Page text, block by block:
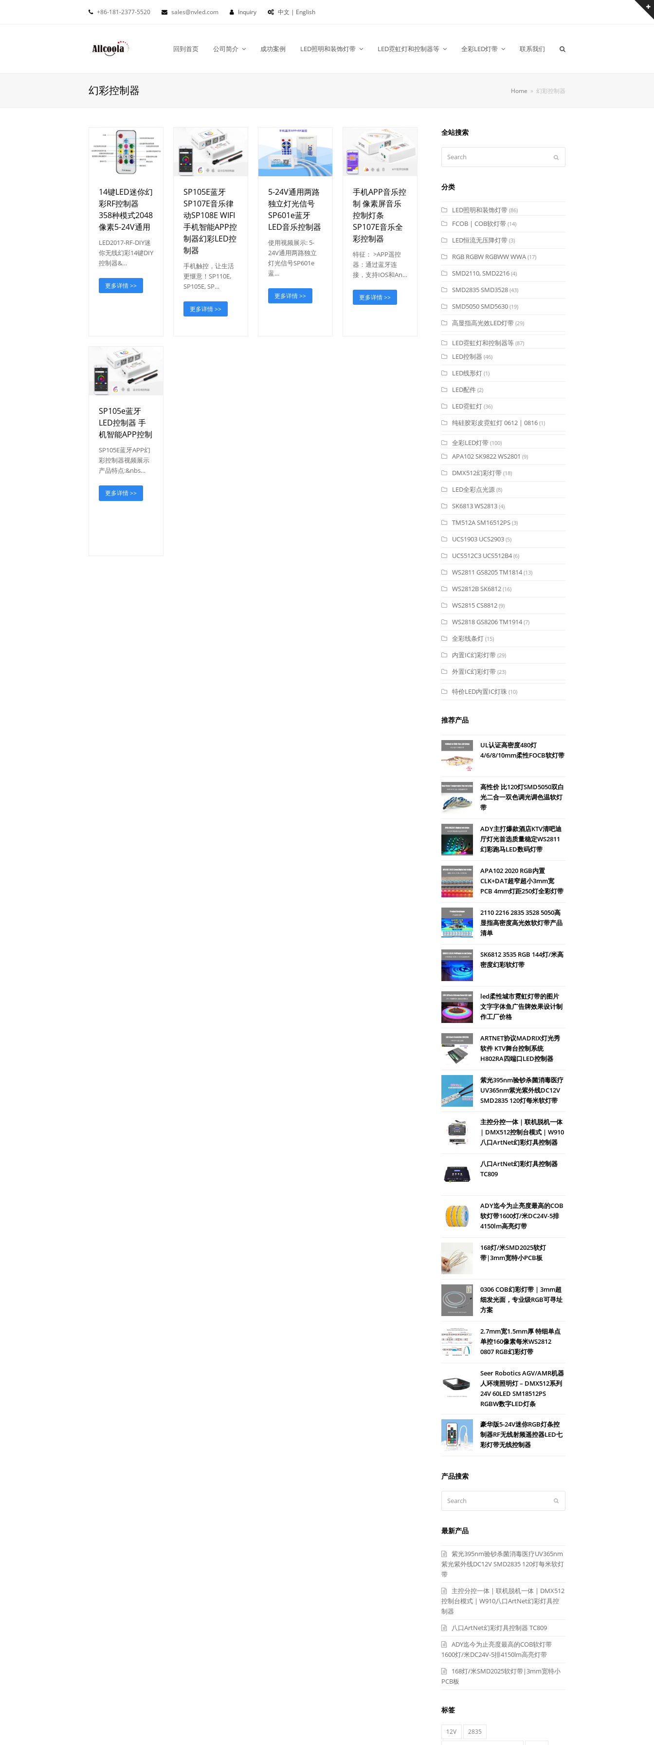
+86-181-2377-5520 sales@nvled.com Inquiry 中文 | English
回到首页 公司简介 成功案例 LED照明和装饰灯带 LED霓虹灯和控制器等 全彩LED灯带 联系我们
幻彩控制器 Home » 幻彩控制器
14键LED迷你幻
彩RF控制器
358种模式2048
像素5-24V通用
LED2017-RF-DIY迷
你无线幻彩14键DIY
控制器&…
更多详情 >>
SP105E蓝牙
SP107E音乐律
动SP108E WIFI
手机智能APP控
制器幻彩LED控
制器
手机触控，让生活
更惬意！SP110E,
SP105E, SP…
更多详情 >>
5-24V通用两路
独立灯光信号
SP601e蓝牙
LED音乐控制器
使用视频展示: 5-
24V通用两路独立
灯光信号SP601e
蓝…
更多详情 >>
手机APP音乐控
制 像素屏音乐
控制灯条
SP107E音乐全
彩控制器
特征： >APP遥控
器：通过蓝牙连
接，支持IOS和An…
更多详情 >>
SP105e蓝牙
LED控制器 手
机智能APP控制
SP105E蓝牙APP幻
彩控制器视频展示
产品特点:&nbs…
更多详情 >>
全站搜索
分类
LED照明和装饰灯带 (86)
FCOB | COB软灯带 (14)
LED恒流无压降灯带 (3)
RGB RGBW RGBWW WWA (17)
SMD2110, SMD2216 (4)
SMD2835 SMD3528 (43)
SMD5050 SMD5630 (19)
高显指高光效LED灯带 (29)
LED霓虹灯和控制器等 (87)
LED控制器 (46)
LED线形灯 (1)
LED配件 (2)
LED霓虹灯 (36)
纯硅胶彩皮霓虹灯 0612 | 0816 (1)
全彩LED灯带 (100)
APA102 SK9822 WS2801 (9)
DMX512幻彩灯带 (18)
LED全彩点光源 (8)
SK6813 WS2813 (4)
TM512A SM16512PS (3)
UCS1903 UCS2903 (5)
UCS512C3 UCS512B4 (6)
WS2811 GS8205 TM1814 (13)
WS2812B SK6812 (16)
WS2815 CS8812 (9)
WS2818 GS8206 TM1914 (7)
全彩线条灯 (15)
内置IC幻彩灯带 (29)
外置IC幻彩灯带 (23)
特价LED内置IC灯珠 (10)
推荐产品
UL认证高密度480灯
4/6/8/10mm柔性FOCB软灯带
高性价 比120灯SMD5050双白
光二合一双色调光调色温软灯
带
ADY主打爆款酒店KTV清吧迪
厅灯光首选质量稳定WS2811
幻彩跑马LED数码灯带
APA102 2020 RGB内置
CLK+DAT超窄超小3mm宽
PCB 4mm灯距250灯全彩灯带
2110 2216 2835 3528 5050高
显指高密度高光效软灯带产品
清单
SK6812 3535 RGB 144灯/米高
密度幻彩软灯带
led柔性城市霓虹灯带的图片
文字字体鱼广告牌效果设计制
作工厂价格
ARTNET协议MADRIX灯光秀
软件 KTV舞台控制系统
H802RA四端口LED控制器
紫光395nm验钞杀菌消毒医疗
UV365nm紫光紫外线DC12V
SMD2835 120灯每米软灯带
主控分控一体 | 联机脱机一体
| DMX512控制台模式 | W910
八口ArtNet幻彩灯具控制器
八口ArtNet幻彩灯具控制器
TC809
ADY迄今为止亮度最高的COB
软灯带1600灯/米DC24V-5排
4150lm高亮灯带
168灯/米SMD2025软灯
带|3mm宽特小PCB板
0306 COB幻彩灯带 | 3mm超
细发光面，专业级RGB可寻址
方案
2.7mm宽1.5mm厚 特细单点
单控160像素每米WS2812
0807 RGB幻彩灯带
Seer Robotics AGV/AMR机器
人环境照明灯 – DMX512系列
24V 60LED SM18512PS
RGBW数字LED灯条
豪华版5-24V迷你RGB灯条控
制器RF无线射频遥控器LED七
彩灯带无线控制器
产品搜索
最新产品
紫光395nm验钞杀菌消毒医疗UV365nm
紫光紫外线DC12V SMD2835 120灯每米软灯
带
主控分控一体 | 联机脱机一体 | DMX512
控制台模式 | W910八口ArtNet幻彩灯具控
制器
八口ArtNet幻彩灯具控制器 TC809
ADY迄今为止亮度最高的COB软灯带
1600灯/米DC24V-5排4150lm高亮灯带
168灯/米SMD2025软灯带|3mm宽特小
PCB板
标签
12V
2835